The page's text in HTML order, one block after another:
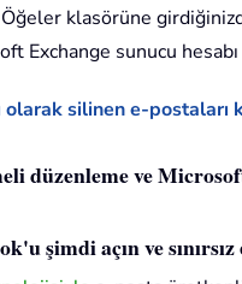
klasörüne
Exchange sunucu
olarak silinen e-postaları
düzenleme ve
şimdi açın ve